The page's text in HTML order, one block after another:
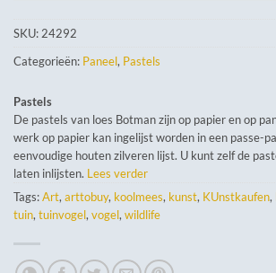
SKU:24292
Categorieën: Paneel, Pastels
Pastels
De pastels van loes Botman zijn op papier en op
werk op papier kan ingelijst worden in een passe-
eenvoudige houten zilveren lijst. U kunt zelf de
laten inlijsten. Lees verder
Tags:Art, arttobuy, koolmees, kunst, KUnstkaufen,
tuin, tuinvogel, vogel, wildlife